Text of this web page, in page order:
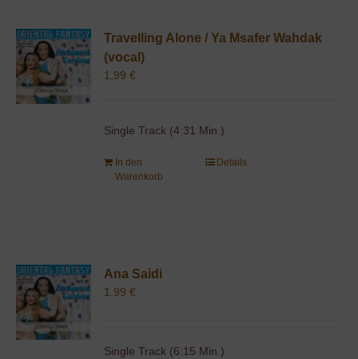
Travelling Alone / Ya Msafer Wahdak
(vocal)
1,99€
Single Track (4:31 Min.)
In den
Warenkorb
Details
Ana Saidi
1,99€
Single Track (6:15 Min.)